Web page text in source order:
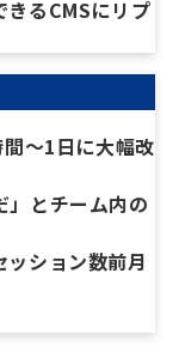
きるCMSにリプ
～1日に大幅改
」とチーム内の
ション数前月